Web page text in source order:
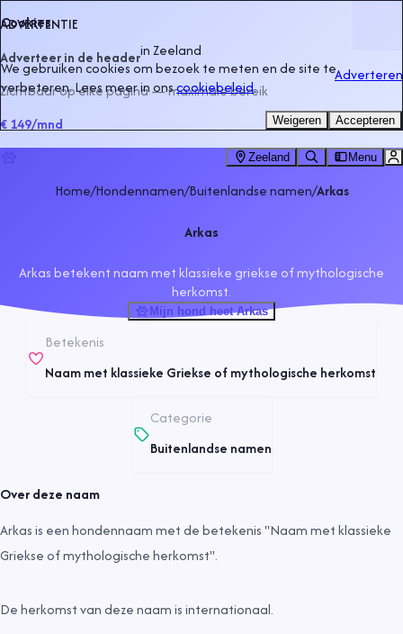
ADVERTENTIE
Adverteer in de headerinZeeland
Zichtbaar op elke pagina — maximale bereik
€ 149/mnd
Adverteren
Zeeland Menu
Home/Hondennamen/Buitenlandse namen/Arkas
Arkas
Arkas betekent naam met klassieke griekse of mythologische
herkomst.
Mijn hond heet Arkas
Betekenis
Naam met klassieke Griekse of mythologische herkomst
Categorie
Buitenlandse namen
Over deze naam
Arkas is een hondennaam met de betekenis "Naam met klassieke
Griekse of mythologische herkomst".
De herkomst van deze naam isinternationaal.
Cookies
We gebruiken cookies om bezoek te meten en de site te
verbeteren. Lees meer in onscookiebeleid.
Weigeren Accepteren